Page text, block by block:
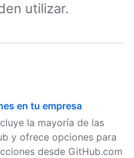
utilizar.
en tu empresa
la mayoría de las
y ofrece opciones para
desde GitHub.com